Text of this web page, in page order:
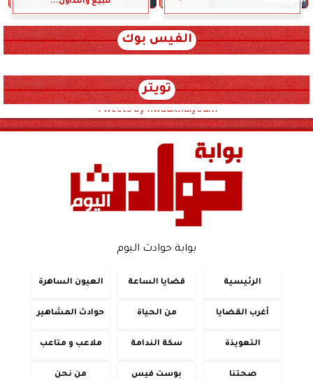
الفيس بوك
تويتر
Tweets by hwadithalyoum
بوابة حوادث اليوم
الرئيسية قضايا الساعة العيون الساهرة
أغرب القضايا من الحياة حوادث المشاهير
التعويذة سكة الندامة ملاعب و متاعب
صحتنا بوست فيس من نحن